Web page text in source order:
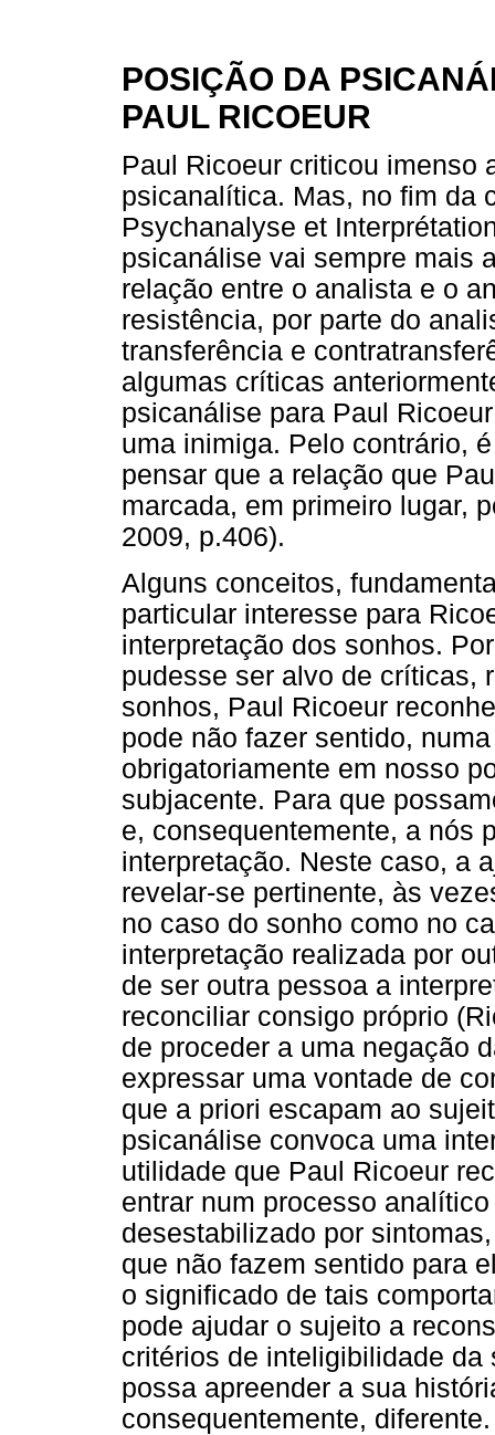
POSIÇÃO DA
PAUL RICOEUR
Paul Ricoeur criticou imenso
psicanalítica. Mas, no fim da
Psychanalyse et
psicanálise vai sempre mais
relação entre o analista e o
resistência, por parte do
transferência e
algumas críticas
psicanálise para Paul
uma inimiga. Pelo contrário,
pensar que a relação que
marcada, em primeiro lugar,
2009, p.406).
Alguns conceitos,
particular interesse para
interpretação dos sonhos.
pudesse ser alvo de críticas,
sonhos, Paul Ricoeur
pode não fazer sentido,
obrigatoriamente em nosso
subjacente. Para que
e, consequentemente, a nós
interpretação. Neste caso, a
revelar-se pertinente, às
no caso do sonho como no
interpretação realizada por
de ser outra pessoa a
reconciliar consigo próprio
de proceder a uma negação
expressar uma vontade de
que a priori escapam ao
psicanálise convoca uma
utilidade que Paul Ricoeur
entrar num processo
desestabilizado por
que não fazem sentido para
o significado de tais
pode ajudar o sujeito a
critérios de inteligibilidade
possa apreender a sua
consequentemente, diferente.